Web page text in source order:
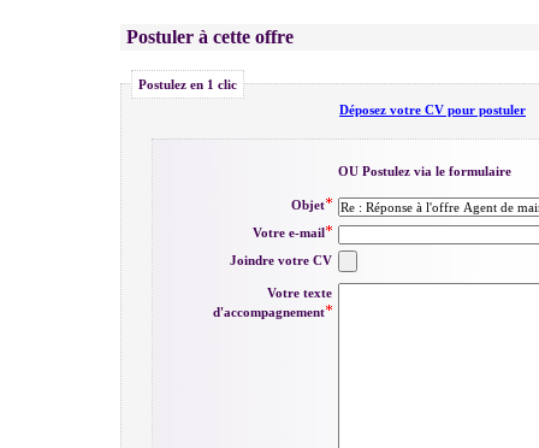
Postuler à cette offre
Postulez en 1 clic
Déposez votre CV pour postuler
OU Postulez via le formulaire
Objet
Votre e-mail
Joindre votre CV
Votre texte
d'accompagnement